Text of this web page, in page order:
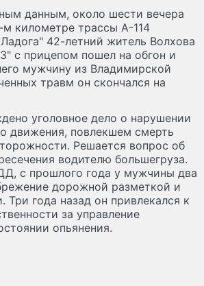
данным, около шести вечера
километре трассы А-114
42-летний житель Волхова
с прицепом пошел на обгон и
мужчину из Владимирской
травм он скончался на
уголовное дело о нарушении
движения, повлекшем смерть
Решается вопрос об
водителю большегруза.
с прошлого года у мужчины два
дорожной разметкой и
Три года назад он привлекался к
за управление
опьянения.